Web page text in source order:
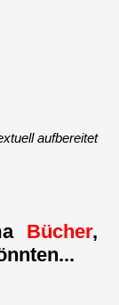
aufbereitet
Bücher,